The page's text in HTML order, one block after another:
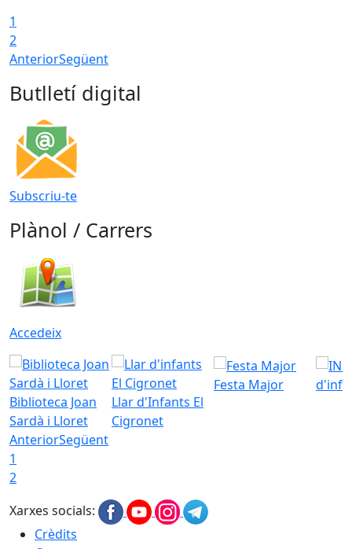
1
2
AnteriorSegüent
Butlletí digital
Subscriu-te
Plànol / Carrers
Accedeix
Biblioteca Joan
Sardà i Lloret
Llar d'Infants El
Cigronet
Festa Major
AnteriorSegüent
1
2
Xarxes socials:
Crèdits